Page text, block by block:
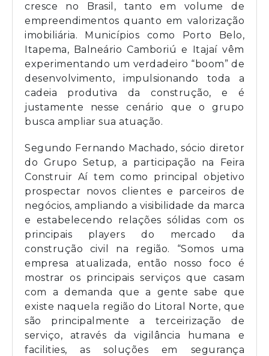
cresce no Brasil, tanto em volume de
empreendimentos quanto em valorização
imobiliária. Municípios como Porto Belo,
Itapema, Balneário Camboriú e Itajaí vêm
experimentando um verdadeiro “boom” de
desenvolvimento, impulsionando toda a
cadeia produtiva da construção, e é
justamente nesse cenário que o grupo
busca ampliar sua atuação.
Segundo Fernando Machado, sócio diretor
do Grupo Setup, a participação na Feira
Construir Aí tem como principal objetivo
prospectar novos clientes e parceiros de
negócios, ampliando a visibilidade da marca
e estabelecendo relações sólidas com os
principais players do mercado da
construção civil na região. “Somos uma
empresa atualizada, então nosso foco é
mostrar os principais serviços que casam
com a demanda que a gente sabe que
existe naquela região do Litoral Norte, que
são principalmente a terceirização de
serviço, através da vigilância humana e
facilities, as soluções em segurança